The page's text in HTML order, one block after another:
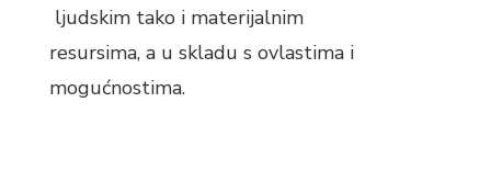
ljudskim tako i materijalnim
resursima, a u skladu s ovlastima i
mogućnostima.